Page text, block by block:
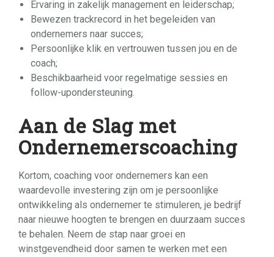
Ervaring in zakelijk management en leiderschap;
Bewezen trackrecord in het begeleiden van
ondernemers naar succes;
Persoonlijke klik en vertrouwen tussen jou en de
coach;
Beschikbaarheid voor regelmatige sessies en
follow-upondersteuning.
Aan de Slag met
Ondernemerscoaching
Kortom, coaching voor ondernemers kan een
waardevolle investering zijn om je persoonlijke
ontwikkeling als ondernemer te stimuleren, je bedrijf
naar nieuwe hoogten te brengen en duurzaam succes
te behalen. Neem de stap naar groei en
winstgevendheid door samen te werken met een